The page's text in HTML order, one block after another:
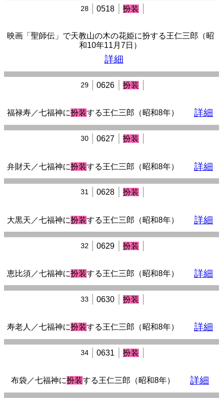
28 0518 扮装
映画「聖師伝」で天教山の木の花姫に扮する王仁三郎（昭
和10年11月7日）
詳細
29 0626 扮装
福禄寿／七福神に扮装する王仁三郎（昭和8年） 詳細
30 0627 扮装
弁財天／七福神に扮装する王仁三郎（昭和8年） 詳細
31 0628 扮装
大黒天／七福神に扮装する王仁三郎（昭和8年） 詳細
32 0629 扮装
恵比須／七福神に扮装する王仁三郎（昭和8年） 詳細
33 0630 扮装
寿老人／七福神に扮装する王仁三郎（昭和8年） 詳細
34 0631 扮装
布袋／七福神に扮装する王仁三郎（昭和8年） 詳細